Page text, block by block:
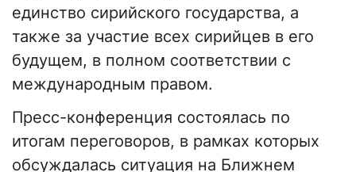
единство сирийского государства, а
также за участие всех сирийцев в его
будущем, в полном соответствии с
международным правом.
Пресс-конференция состоялась по
итогам переговоров, в рамках которых
обсуждалась ситуация на Ближнем